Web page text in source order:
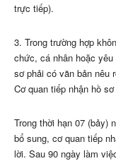
trực tiếp).
3. Trong trường hợp
chức, cá nhân hoặc
sơ phải có văn bản nêu
Cơ quan tiếp nhận hồ
Trong thời hạn 07 (bảy)
bổ sung, cơ quan tiếp
lời. Sau 90 ngày làm